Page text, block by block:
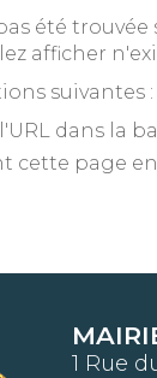
été trouvée
afficher
suivantes :
l'URL dans la
cette page
1 Rue